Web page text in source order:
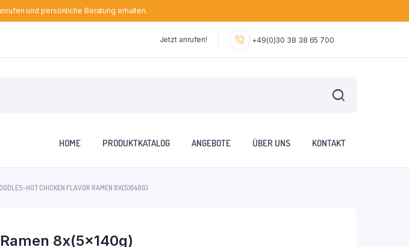
und persönliche Beratung erhalten.
Jetzt anrufen! +49(0)30 38 38 65 700
HOME PRODUKTKATALOG ANGEBOTE ÜBER UNS KONTAKT
HOT CHICKEN FLAVOR RAMEN 8X(5X140G)
8x(5x140g)